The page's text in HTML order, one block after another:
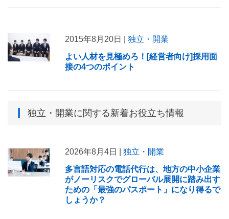
2015年8月20日 | 独立・開業
よい人材を見極めろ！[経営者向け]採用面
接の4つのポイント
独立・開業に関する新着お役立ち情報
2026年8月4日 | 独立・開業
多言語対応の電話代行は、地方の中小企業
がノーリスクでグローバル展開に踏み出す
ための「最強のパスポート」になり得るで
しょうか？